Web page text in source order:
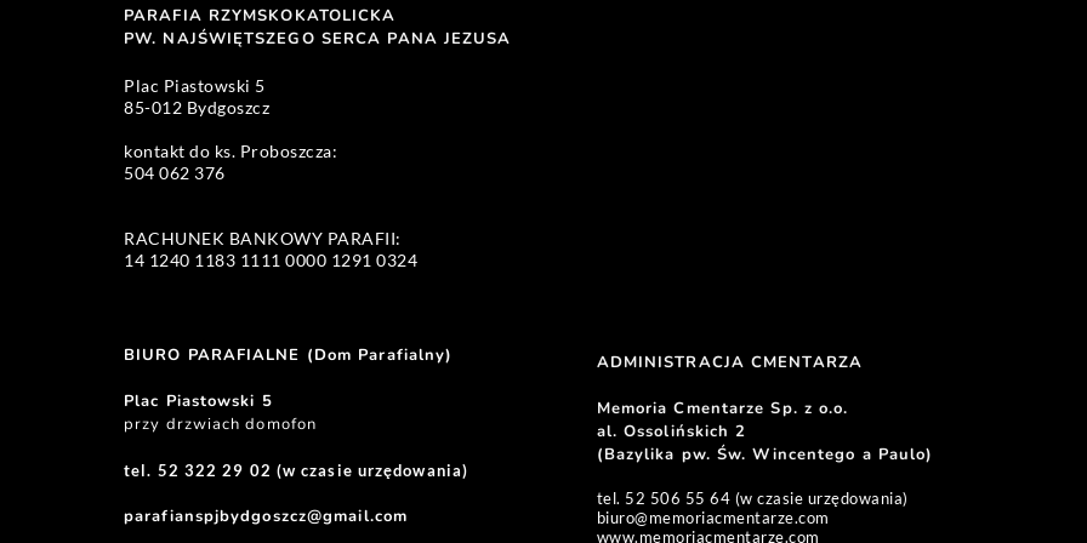
PARAFIA RZYMSKOKATOLICKA
PW. NAJŚWIĘTSZEGO SERCA PANA JEZUSA
Plac Piastowski 5
85-012 Bydgoszcz
kontakt do ks. Proboszcza:
504 062 376
RACHUNEK BANKOWY PARAFII:
14 1240 1183 1111 0000 1291 0324
BIURO PARAFIALNE (Dom Parafialny)
Plac Piastowski 5
przy drzwiach domofon
tel. 52 322 29 02 (w czasie urzędowania)
parafianspjbydgoszcz@gmail.com
ADMINISTRACJA CMENTARZA
Memoria Cmentarze Sp. z o.o.
al. Ossolińskich 2
(Bazylika pw. Św. Wincentego a Paulo)
tel. 52 506 55 64 (w czasie urzędowania)
biuro@memoriacmentarze.com
www.memoriacmentarze.com